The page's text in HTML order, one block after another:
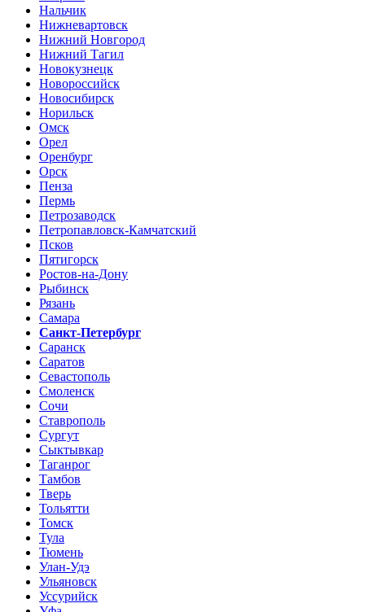
Нальчик
Нижневартовск
Нижний Новгород
Нижний Тагил
Новокузнецк
Новороссийск
Новосибирск
Норильск
Омск
Орел
Оренбург
Орск
Пенза
Пермь
Петрозаводск
Петропавловск-Камчатский
Псков
Пятигорск
Ростов-на-Дону
Рыбинск
Рязань
Самара
Санкт-Петербург
Саранск
Саратов
Севастополь
Смоленск
Сочи
Ставрополь
Сургут
Сыктывкар
Таганрог
Тамбов
Тверь
Тольятти
Томск
Тула
Тюмень
Улан-Удэ
Ульяновск
Уссурийск